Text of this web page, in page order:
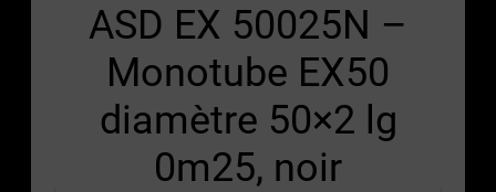
ASD EX 50025N –
Monotube EX50
diamètre 50×2 lg
0m25, noir